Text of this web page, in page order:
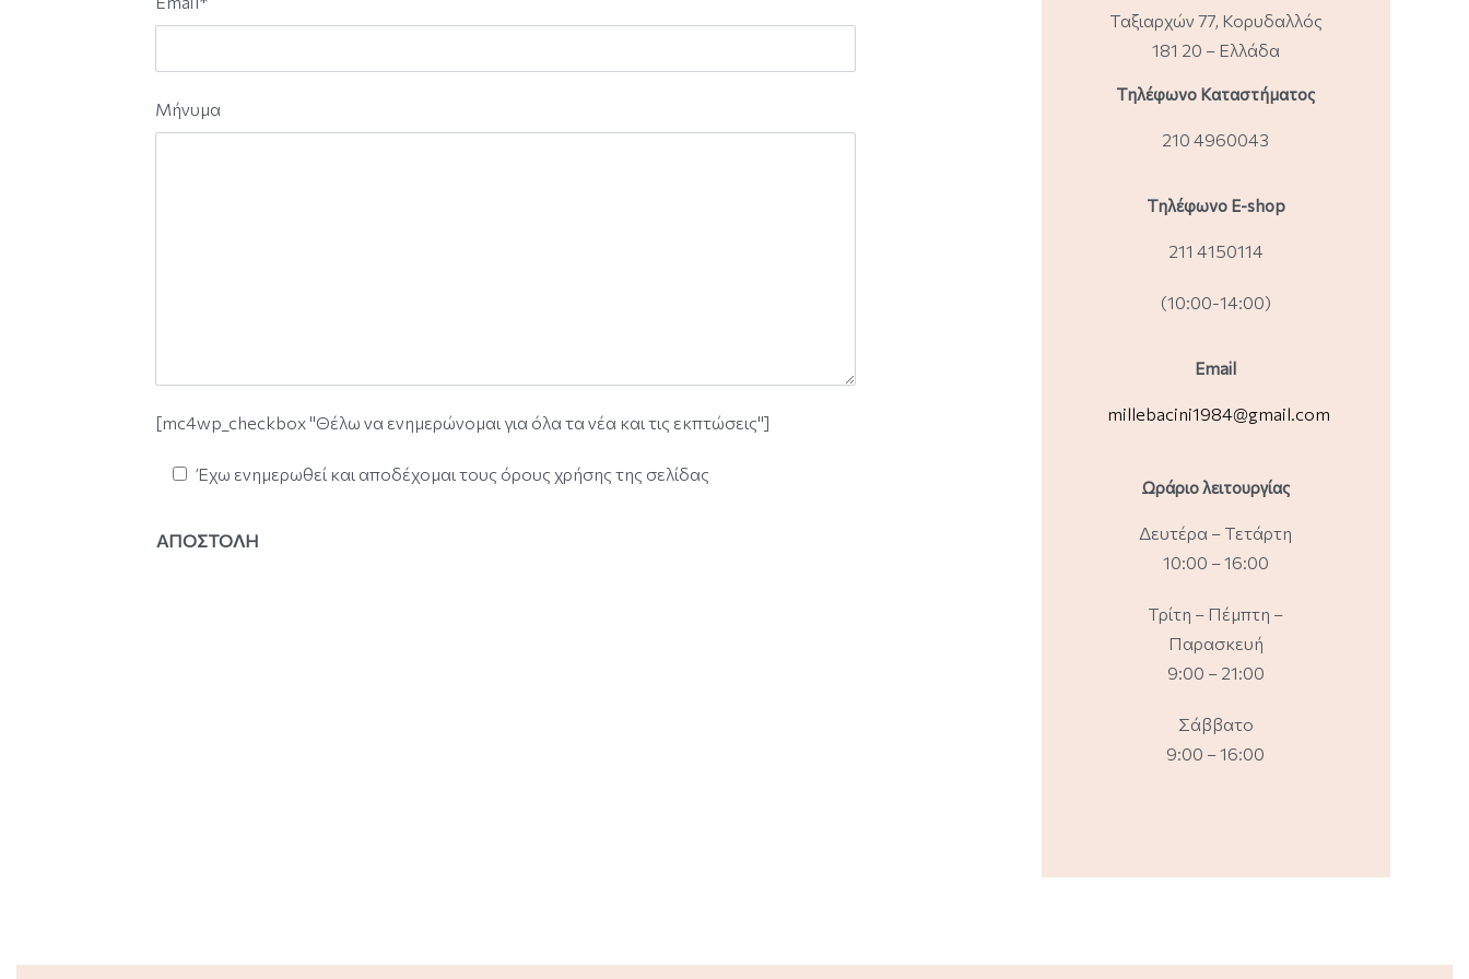
Μήνυμα
[mc4wp_checkbox "Θέλω να ενημερώνομαι για όλα τα νέα και τις εκπτώσεις"]
Έχω ενημερωθεί και αποδέχομαι τους όρους χρήσης της σελίδας
Ταξιαρχών 77, Κορυδαλλός
181 20 – Ελλάδα
Τηλέφωνο Καταστήματος
210 4960043
Τηλέφωνο Ε-shop
211 4150114
(10:00-14:00)
Email
millebacini1984@gmail.com
Ωράριο λειτουργίας
Δευτέρα – Τετάρτη
10:00 – 16:00
Τρίτη – Πέμπτη –
Παρασκευή
9:00 – 21:00
Σάββατο
9:00 – 16:00